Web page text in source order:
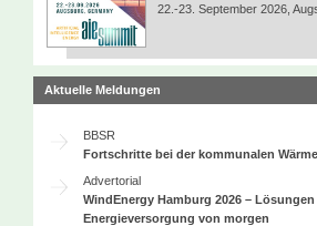
22.-23. September 2026,
Aktuelle Meldungen
BBSR
Fortschritte bei der kommunalen
Advertorial
WindEnergy Hamburg 2026 –
Energieversorgung von morgen